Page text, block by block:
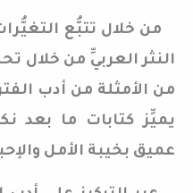
من خلال تتبُّع
النثر العربيِّ من خلال
من الأمثلة من أدب
عميق بخيبة الأمل